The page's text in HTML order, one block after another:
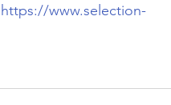
https://www.selection-